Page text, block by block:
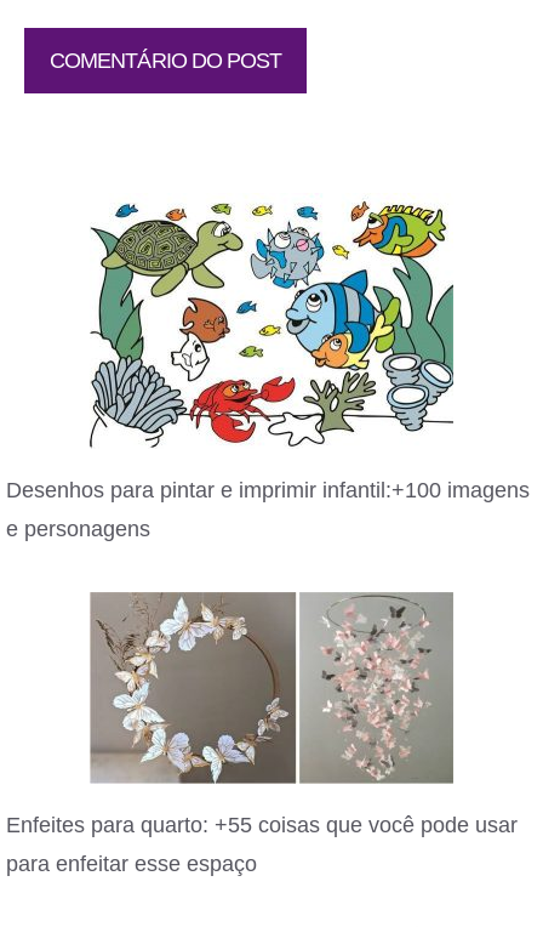
Desenhos para pintar e imprimir infantil:+100 imagens
e personagens
Enfeites para quarto: +55 coisas que você pode usar
para enfeitar esse espaço